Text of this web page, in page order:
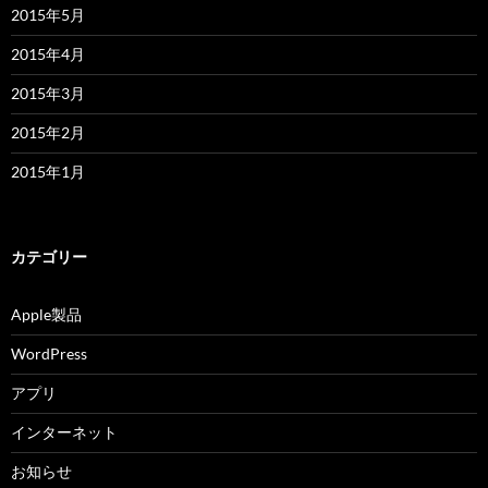
2015年5月
2015年4月
2015年3月
2015年2月
2015年1月
カテゴリー
Apple製品
WordPress
アプリ
インターネット
お知らせ